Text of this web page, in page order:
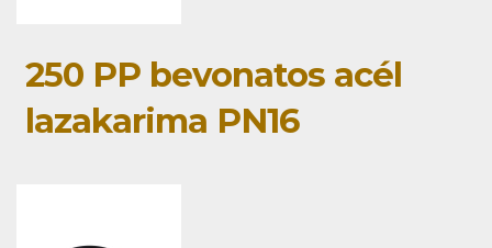
250 PP bevonatos acél
lazakarima PN16